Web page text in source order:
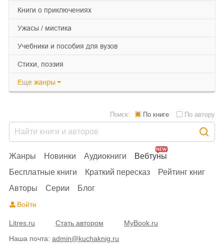
книги о приключениях
ужасы / мистика
учебники и пособия для вузов
cтихи, поэзия
Еще жанры
Жанры Новинки Аудиокниги
Вебтуны
Бесплатные книги
Краткий пересказ
Рейтинг книг
Авторы
Серии Блог
Поиск: По книге По автору
Войти
Litres.ru Стать автором
MyBook.ru
Наша почта: admin@kuchaknig.ru